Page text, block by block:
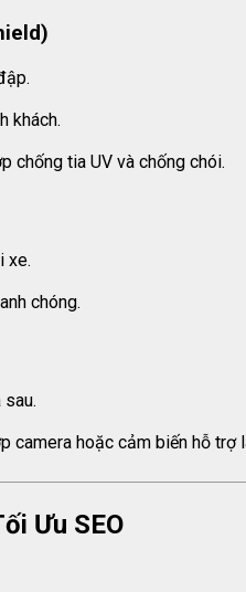
khách.
chống tia UV và chống chói.
xe.
chóng.
sau.
camera hoặc cảm biến hỗ trợ
Ưu SEO